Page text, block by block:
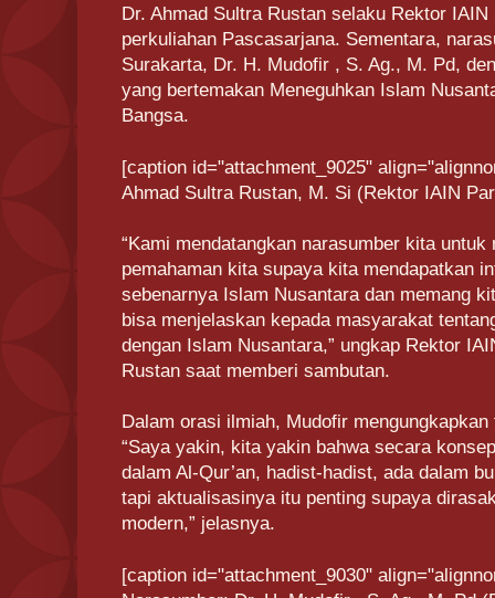
Dr. Ahmad Sultra Rustan selaku Rektor
perkuliahan Pascasarjana. Sementara,
Surakarta, Dr. H. Mudofir , S. Ag., M. Pd,
yang bertemakan Meneguhkan Islam
Bangsa.
[caption id="attachment_9025"
Ahmad Sultra Rustan, M. Si (Rektor IAIN
“Kami mendatangkan narasumber kita untuk
pemahaman kita supaya kita mendapatkan
sebenarnya Islam Nusantara dan memang
bisa menjelaskan kepada masyarakat
dengan Islam Nusantara,” ungkap Rektor
Rustan saat memberi sambutan.
Dalam orasi ilmiah, Mudofir
“Saya yakin, kita yakin bahwa secara
dalam Al-Qur’an, hadist-hadist, ada dalam
tapi aktualisasinya itu penting supaya
modern,” jelasnya.
[caption id="attachment_9030"